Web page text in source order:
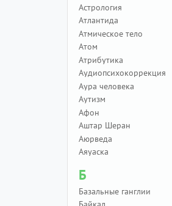
Астрология
Атлантида
Атмическое тело
Атом
Атрибутика
Аудиопсихокоррекция
Аура человека
Аутизм
Афон
Аштар Шеран
Аюрведа
Аяуаска
Б
Базальные ганглии